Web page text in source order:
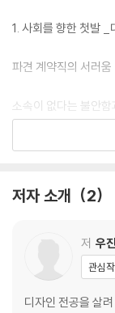
1. 사회를 향한 첫발
파견 계약직의 서러움
소속이 없다는 불안함
눈물의 이유, 노력의
불안, 자기를 믿지 못
저자 소개 2
저 우
관심
디자인 전공을 살